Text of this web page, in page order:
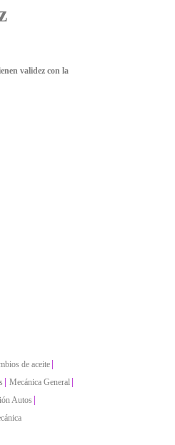
validez con la
de aceite
Mecánica General
Autos